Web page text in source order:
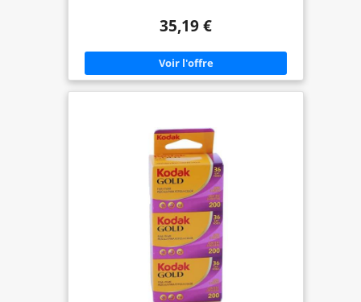
EXCEPTIONNELLE - Grain fin et couleurs éclatantes
format. PACK DE 3 ROULEAUX - Trois pellicules
pour plus de commodité et de préparation lors de
vos sorties photo. VERSATILITÉ ISO 400 - Parfait
pour la photographie en extérieur sous la lumière
classiques et les appareils argentiques
numériques.
35,19 €